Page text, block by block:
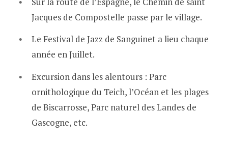
Jacques de Compostelle passe par le village.
Le Festival de Jazz de Sanguinet a lieu chaque
année en Juillet.
Excursion dans les alentours : Parc
ornithologique du Teich, l’Océan et les plages
de Biscarrosse, Parc naturel des Landes de
Gascogne, etc.